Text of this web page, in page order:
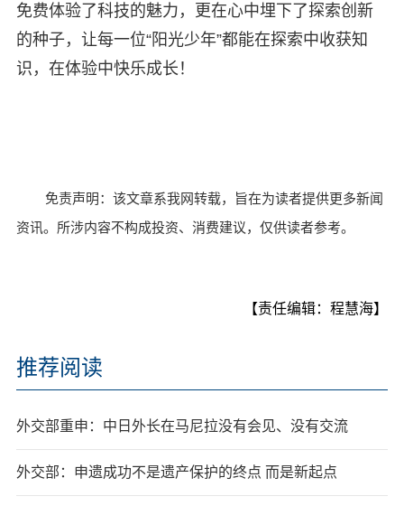
免费体验了科技的魅力，更在心中埋下了探索创新
的种子，让每一位“阳光少年”都能在探索中收获知
识，在体验中快乐成长！
免责声明：该文章系我网转载，旨在为读者提供更多新闻
资讯。所涉内容不构成投资、消费建议，仅供读者参考。
【责任编辑：程慧海】
推荐阅读
外交部重申：中日外长在马尼拉没有会见、没有交流
外交部：申遗成功不是遗产保护的终点 而是新起点